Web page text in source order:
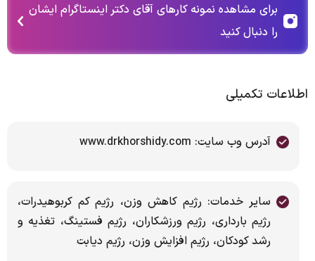
برای مشاهده نمونه کارهای آقای دکتر اینستاگرام ایشان
را دنبال کنید
اطلاعات تکمیلی
آدرس وب سایت: www.drkhorshidy.com
سایر خدمات: رژیم کاهش وزن، رژیم کم کربوهیدرات،
رژیم بارداری، رژیم ورزشکاران، رژیم فستینگ، تغذیه و
رشد کودکان، رژیم افزایش وزن، رژیم دیابت